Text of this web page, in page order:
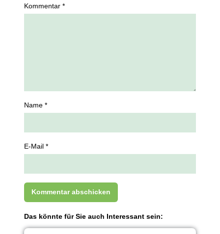
Kommentar *
Name *
E-Mail *
Das könnte für Sie auch Interessant sein: